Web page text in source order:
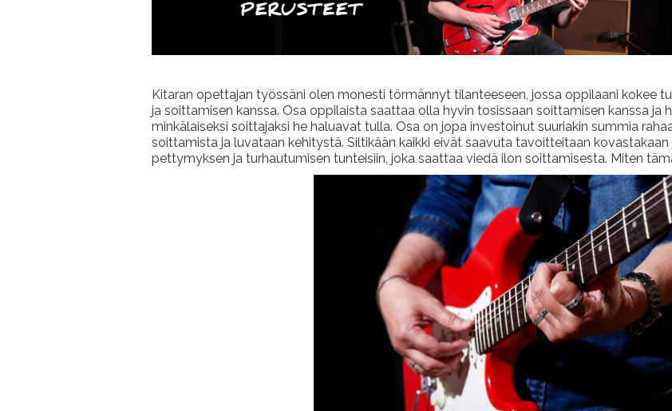
Kitaran opettajan työssäni olen monesti törmännyt tilanteeseen, jossa oppilaani kokee
ja soittamisen kanssa. Osa oppilaista saattaa olla hyvin tosissaan soittamisen kanssa ja
minkälaiseksi soittajaksi he haluavat tulla. Osa on jopa investoinut suuriakin summia
soittamista ja luvataan kehitystä. Siltikään kaikki eivät saavuta tavoitteitaan
pettymyksen ja turhautumisen tunteisiin, joka saattaa viedä ilon soittamisesta. Miten